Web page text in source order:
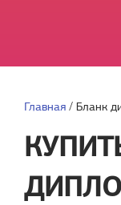
Главная / Бланк